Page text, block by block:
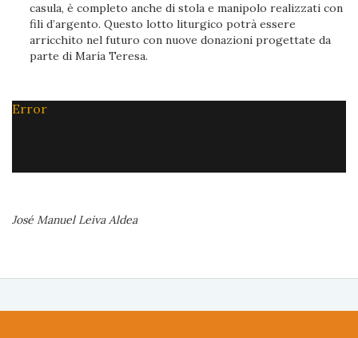
casula, è completo anche di stola e manipolo realizzati con
fili d’argento. Questo lotto liturgico potrà essere
arricchito nel futuro con nuove donazioni progettate da
parte di María Teresa.
Error
José Manuel Leiva Aldea